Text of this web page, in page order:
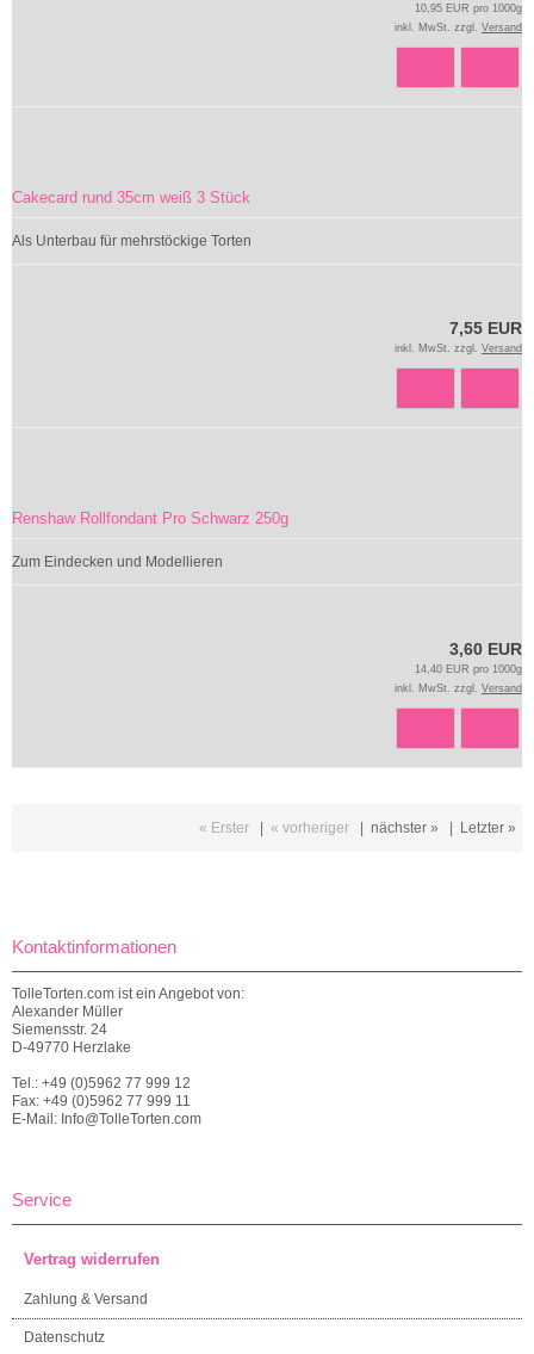
10,95 EUR pro 1000g
inkl. MwSt. zzgl. Versand
Cakecard rund 35cm weiß 3 Stück
Als Unterbau für mehrstöckige Torten
7,55 EUR
inkl. MwSt. zzgl. Versand
Renshaw Rollfondant Pro Schwarz 250g
Zum Eindecken und Modellieren
3,60 EUR
14,40 EUR pro 1000g
inkl. MwSt. zzgl. Versand
« Erster | « vorheriger | nächster » | Letzter »
Kontaktinformationen
TolleTorten.com ist ein Angebot von:
Alexander Müller
Siemensstr. 24
D-49770 Herzlake
Tel.: +49 (0)5962 77 999 12
Fax: +49 (0)5962 77 999 11
E-Mail: Info@TolleTorten.com
Service
Vertrag widerrufen
Zahlung & Versand
Datenschutz